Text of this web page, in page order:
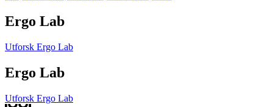
Ergo Lab
Utforsk Ergo Lab
Ergo Lab
Utforsk Ergo Lab